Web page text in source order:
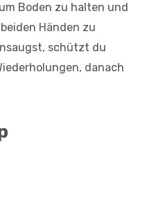
Boden zu halten und
Händen zu
schützt du
danach